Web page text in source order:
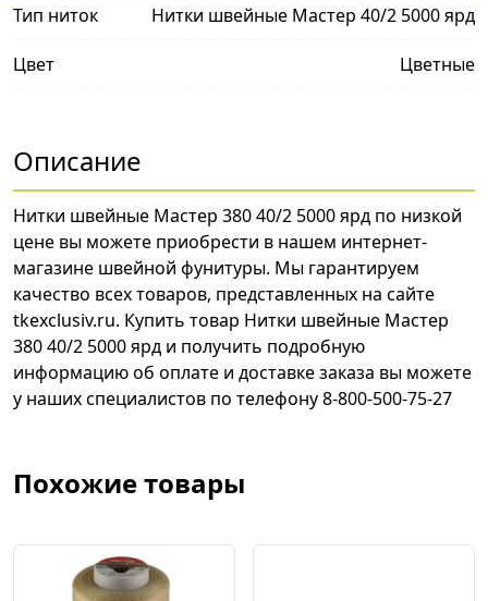
Тип ниток Нитки швейные Мастер 40/2 5000 ярд
Цвет Цветные
Описание
Нитки швейные Мастер 380 40/2 5000 ярд по низкой
цене вы можете приобрести в нашем интернет-
магазине швейной фунитуры. Мы гарантируем
качество всех товаров, представленных на сайте
tkexclusiv.ru. Купить товар Нитки швейные Мастер
380 40/2 5000 ярд и получить подробную
информацию об оплате и доставке заказа вы можете
у наших специалистов по телефону 8-800-500-75-27
Похожие товары